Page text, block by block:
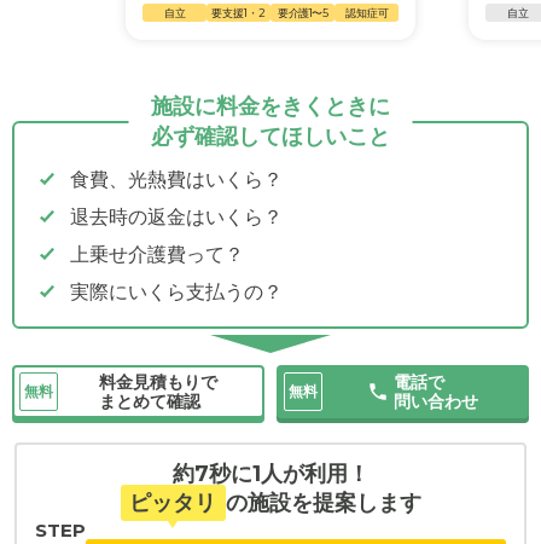
自立 要支援1・2 要介護1〜5 認知症可 自立
施設に料金をきくときに
必ず確認してほしいこと
食費、光熱費はいくら？
退去時の返金はいくら？
上乗せ介護費って？
実際にいくら支払うの？
無料
料金見積もりで
まとめて確認
無料
電話で
問い合わせ
約7秒に1人が利用！
ピッタリ の施設を提案します
STEP